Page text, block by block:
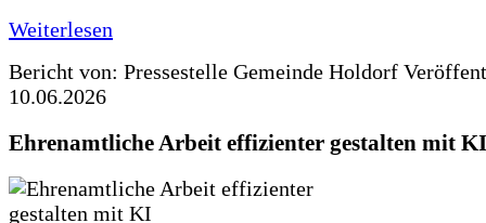
Weiterlesen
Bericht von: Pressestelle Gemeinde Holdorf
10.06.2026
Ehrenamtliche Arbeit effizienter gestalten mit KI